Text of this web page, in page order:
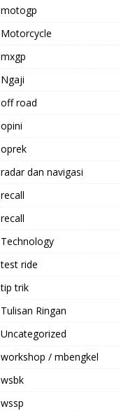
motogp
Motorcycle
mxgp
Ngaji
off road
opini
oprek
radar dan navigasi
recall
recall
Technology
test ride
tip trik
Tulisan Ringan
Uncategorized
workshop / mbengkel
wsbk
wssp